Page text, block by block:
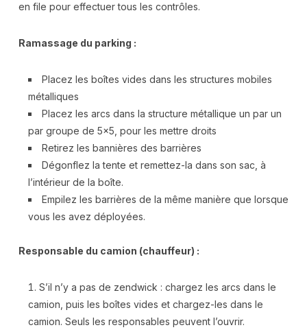
en file pour effectuer tous les contrôles.
Ramassage du parking :
Placez les boîtes vides dans les structures mobiles
métalliques
Placez les arcs dans la structure métallique un par un
par groupe de 5×5, pour les mettre droits
Retirez les bannières des barrières
Dégonflez la tente et remettez-la dans son sac, à
l’intérieur de la boîte.
Empilez les barrières de la même manière que lorsque
vous les avez déployées.
Responsable du camion (chauffeur) :
S’il n’y a pas de zendwick : chargez les arcs dans le
camion, puis les boîtes vides et chargez-les dans le
camion. Seuls les responsables peuvent l’ouvrir.